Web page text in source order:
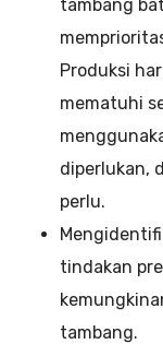
tambang
Produksi
mematuhi
diperlukan,
perlu.
tindakan
tambang.